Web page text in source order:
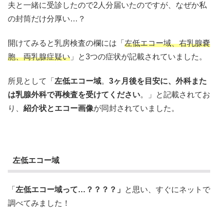
夫と一緒に受診したので2人分届いたのですが、なぜか私
の封筒だけ分厚い…？
開けてみると乳房検査の欄には「 左低エコー域、右乳腺嚢
胞、両乳腺症疑い 」と3つの症状が記載されていました。
所見として「 左低エコー域。 3ヶ月後を目安に、外科また
は乳腺外科で再検査を受けてください。」と記載されてお
り、 紹介状とエコー画像が同封されていました。
左低エコー域
「 左低エコー域って…？？？？」
と思い、すぐにネットで
調べてみました！